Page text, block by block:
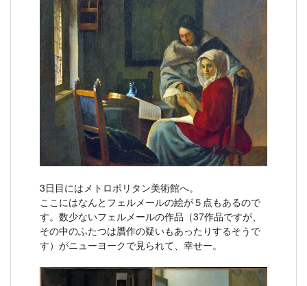
3日目にはメトロポリタン美術館へ。
ここにはなんとフェルメールの絵が５点もあるので
す。数少ないフェルメールの作品（37作品ですが、
その中のふたつは贋作の疑いもあったりするそうで
す）がニューヨークで見られて、幸せー。